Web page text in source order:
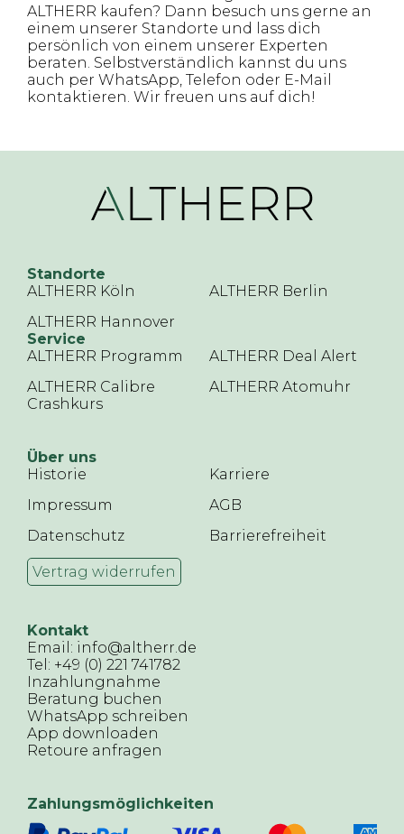
ALTHERR kaufen? Dann besuch uns gerne an
einem unserer Standorte und lass dich
persönlich von einem unserer Experten
beraten. Selbstverständlich kannst du uns
auch per WhatsApp, Telefon oder E-Mail
kontaktieren. Wir freuen uns auf dich!
Standorte
ALTHERR Köln
ALTHERR Berlin
ALTHERR Hannover
Service
ALTHERR Programm
ALTHERR Deal Alert
ALTHERR Calibre
Crashkurs
ALTHERR Atomuhr
Über uns
Historie
Karriere
Impressum
AGB
Datenschutz
Barrierefreiheit
Vertrag widerrufen
Kontakt
Email: info@altherr.de
Tel: +49 (0) 221 741782
Inzahlungnahme
Beratung buchen
WhatsApp schreiben
App downloaden
Retoure anfragen
Zahlungsmöglichkeiten